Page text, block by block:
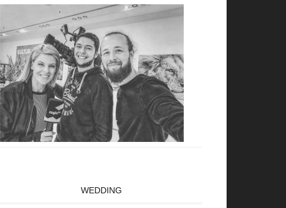
WEDDING